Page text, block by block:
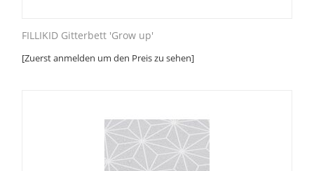
FILLIKID Gitterbett 'Grow up'
[Zuerst anmelden um den Preis zu sehen]